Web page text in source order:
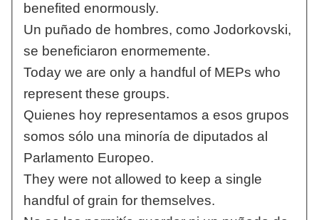
benefited enormously.
Un puñado de hombres, como Jodorkovski,
se beneficiaron enormemente.
Today we are only a handful of MEPs who
represent these groups.
Quienes hoy representamos a esos grupos
somos sólo una minoría de diputados al
Parlamento Europeo.
They were not allowed to keep a single
handful of grain for themselves.